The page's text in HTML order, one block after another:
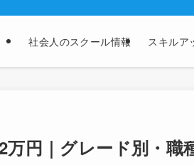
社会人のスクール情報 スキルア
万円｜グレード別・